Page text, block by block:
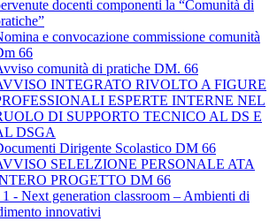
docenti componenti la “Comunità di
e convocazione commissione comunità
66
comunità di pratiche DM. 66
INTEGRATO RIVOLTO A FIGURE
ESPERTE INTERNE NEL
DI SUPPORTO TECNICO AL DS E
DSGA
Dirigente Scolastico DM 66
SELELZIONE PERSONALE ATA
PROGETTO DM 66
- Next generation classroom – Ambienti di
innovativi